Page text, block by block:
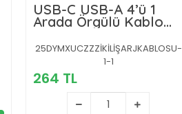
USB-C USB-A 4’ü 1
Arada Örgülü Kablo
65W Hızlı Şarj Metal
Uç Dayanıklı
25DYMXUCZZZİKİLİŞARJKABLOSU-
1-1
264 TL